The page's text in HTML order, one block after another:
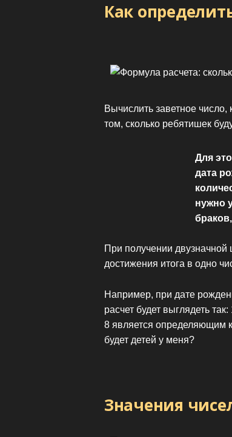
Как
Вычислить заветное
том, сколько ребятишек
Для
дата
нужно
При получении
достижения итога в одно
Например, при дате
расчет будет выглядеть
8 является определяющим
будет детей у меня?
Значения